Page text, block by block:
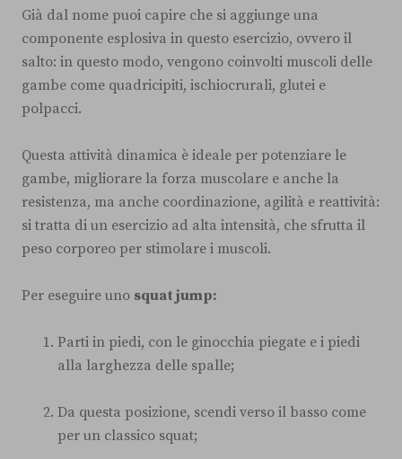
Già dal nome puoi capire che si aggiunge una
componente esplosiva in questo esercizio, ovvero il
salto: in questo modo, vengono coinvolti muscoli delle
gambe come quadricipiti, ischiocrurali, glutei e
polpacci.
Questa attività dinamica è ideale per potenziare le
gambe, migliorare la forza muscolare e anche la
resistenza, ma anche coordinazione, agilità e reattività:
si tratta di un esercizio ad alta intensità, che sfrutta il
peso corporeo per stimolare i muscoli.
Per eseguire uno squat jump:
Parti in piedi, con le ginocchia piegate e i piedi
alla larghezza delle spalle;
Da questa posizione, scendi verso il basso come
per un classico squat;